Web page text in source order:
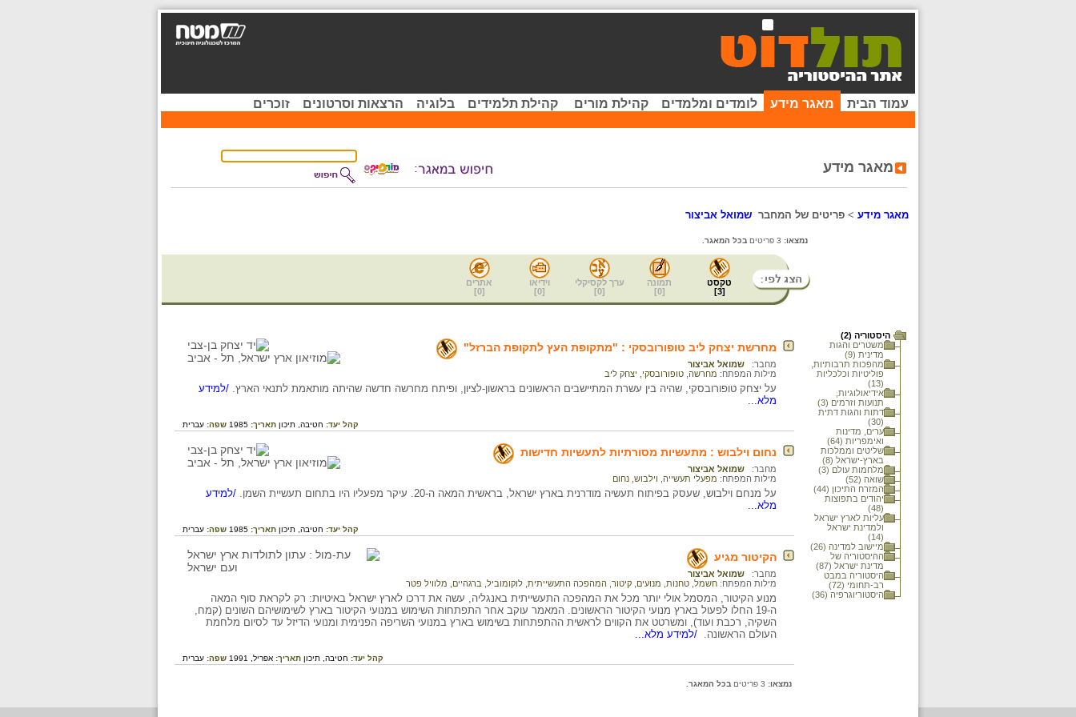
עמוד הבית מאגר מידע לומדים ומלמדים קהילת מורים קהילת תלמידים בלוגיה הרצאות וסרטונים זוכרים
מאגר מידע
מאגר מידע > פריטים של המחבר שמואל אביצור
נמצאו: בכל המאגר.
טקסט
[
3
]
תמונה
[
0
]
ערך לקסיקלי
[
0
]
וידיאו
[
0
]
אתרים
[
0
]
היסטוריה (2)
משטרים והגות
מדינית (9)
מהפכות תרבותיות,
פוליטיות וכלכליות
(13)
אידיאולוגיות,
תנועות וזרמים (3)
דתות והגות דתית
(30)
ערים, מדינות
ואימפריות (64)
שליטים וממלכות
בארץ-ישראל (8)
מלחמות עולם (3)
שואה (52)
המזרח התיכון (44)
יהודים בתפוצות
(48)
עליות לארץ ישראל
ולמדינת ישראל
(14)
מיישוב למדינה (26)
ההיסטוריה של
מדינת ישראל (87)
היסטוריה במבט
רב-תחומי (72)
היסטוריוגרפיה (36)
מחרשת יצחק ליב טופורובסקי : "מתקופת העץ לתקופת הברזל"
מחבר:
שמואל אביצור
מילות המפתח: מחרשה טופורובסקי, יצחק ליב
על יצחק טופורובסקי, שהיה בין עשרת המתיישבים הראשונים בראשון-לציון, ופיתח מחרשה חדשה שהיתה מותאמת לתנאי הארץ. /למידע
מלא...
קהל יעד: חטיבה, תיכון תאריך: 1985 שפה: עברית
נחום וילבוש : מתעשיות מסורתיות לתעשיות חדישות
מחבר:
שמואל אביצור
מילות המפתח: מפעלי תעשייה וילבוש, נחום
על מנחם וילבוש, שעסק בפיתוח תעשיה מודרנית בארץ ישראל, בראשית המאה ה-20. עיקר מפעליו היו בתחום תעשיית השמן.
/למידע
מלא...
קהל יעד: חטיבה, תיכון תאריך: 1985 שפה: עברית
הקיטור מגיע
מחבר:
שמואל אביצור
מילות המפתח: חשמל טחנות מנועים קיטור המהפכה התעשייתית לוקומוביל ברגהיים, מלוויל פטר
מנוע הקיטור, המסמל אולי יותר מכל את המהפכה התעשייתית באנגליה, עשה את דרכו לארץ ישראל באיטיות: רק לקראת סוף המאה
ה-19 החלו לפעול בארץ מנועי הקיטור הראשונים. המאמר עוקב אחר התפתחות השימוש במנועי הקיטור בארץ לשימושיהם השונים (קמח,
השקיה, רכבת ועוד), ומשרטט את הקווים לראשית ההתפתחות בשימוש בארץ במנועי השריפה הפנימית ומנועי הדיזל עד לסיום מלחמת
העולם הראשונה. /למידע מלא...
קהל יעד: חטיבה, תיכון תאריך: אפריל, 1991 שפה: עברית
נמצאו: בכל המאגר.